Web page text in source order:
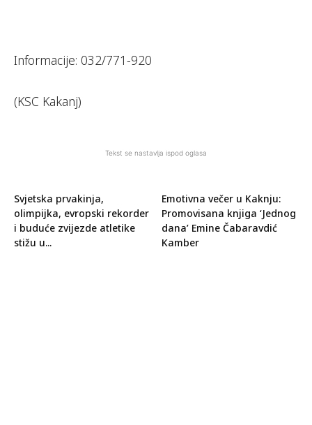
Informacije: 032/771-920
(KSC Kakanj)
Tekst se nastavlja ispod oglasa
Svjetska prvakinja,
olimpijka, evropski rekorder
i buduće zvijezde atletike
stižu u...
Emotivna večer u Kaknju:
Promovisana knjiga ‘Jednog
dana’ Emine Čabaravdić
Kamber